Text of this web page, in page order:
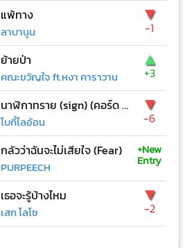
แพ้ทาง
ลาบานูน
▼
-1
ย้ายป่า
คณะขวัญใจ ft.หงา คาราวาน
▲
+3
นาฬิกาทราย (sign) (คอร์ด ง่ายๆ)
โบกี้ไลอ้อน
▼
-6
กลัวว่าฉันจะไม่เสียใจ (Fear)
PURPEECH
+New
Entry
เธอจะรู้บ้างไหม
เสก โลโซ
▼
-2